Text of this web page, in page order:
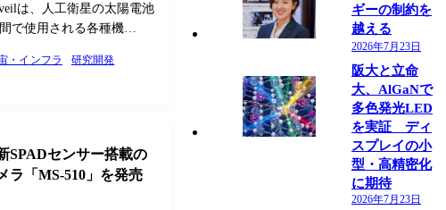
は、人工衛星の太陽電池
で使用される各種機…
・インフラ
研究開発
SPADセンサー搭載の
ラ「MS-510」を発売
ギーの制約を
越える
2026年7月23日
阪大と立命
大、AlGaNで
多色発光LED
を実証 ディ
スプレイの小
型・高精密化
に期待
2026年7月23日